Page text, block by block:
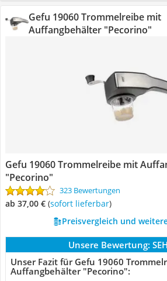
Gefu 19060 Trommelreibe mit
Auffangbehälter "Pecorino"
Gefu 19060 Trommelreibe mit
"Pecorino"
323 Bewertungen
ab 37,00 € ( Sofort lieferbar)
Preisvergleich und
Unsere Bewertung:
Unser Fazit für Gefu 19060
Auffangbehälter "Pecorino":